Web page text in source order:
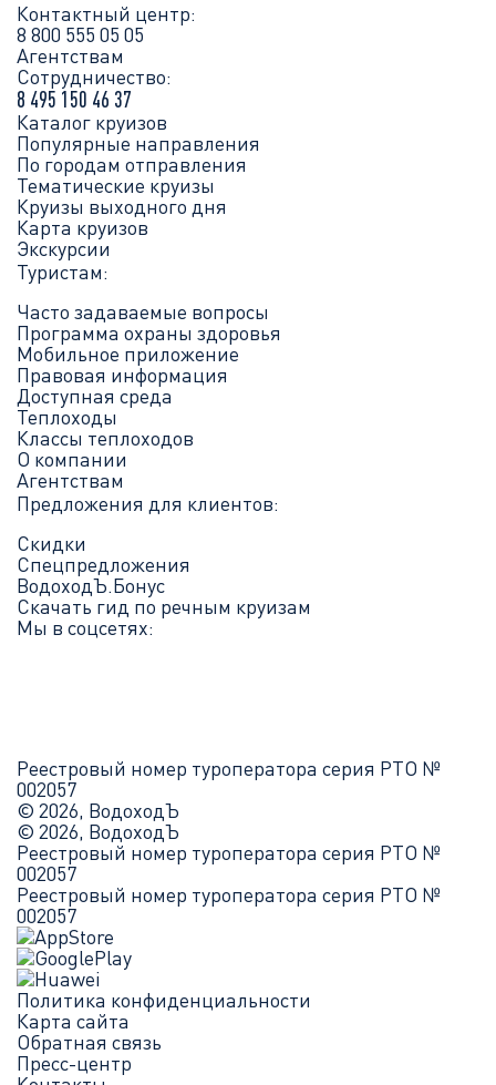
Контактный центр:
8 800 555 05 05
Агентствам
Сотрудничество:
8 495 150 46 37
Каталог круизов
Популярные направления
По городам отправления
Тематические круизы
Круизы выходного дня
Карта круизов
Экскурсии
Туристам:
Часто задаваемые вопросы
Программа охраны здоровья
Мобильное приложение
Правовая информация
Доступная среда
Теплоходы
Классы теплоходов
О компании
Агентствам
Предложения для клиентов:
Скидки
Спецпредложения
ВодоходЪ.Бонус
Скачать гид по речным круизам
Мы в соцсетях:
Реестровый номер туроператора серия РТО №
002057
© 2026, ВодоходЪ
© 2026, ВодоходЪ
Реестровый номер туроператора серия РТО №
002057
Реестровый номер туроператора серия РТО №
002057
Политика конфиденциальности
Карта сайта
Обратная связь
Пресс-центр